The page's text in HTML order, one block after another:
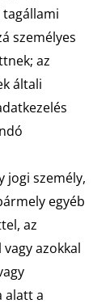
tagállami
személyes
az
általi
jogi személy,
egyéb
az
azokkal
alatt a